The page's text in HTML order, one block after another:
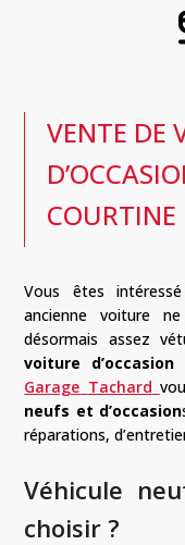
VENTE DE
COURTINE
Vous êtes
ancienne voiture
désormais assez
voiture d’occasion
Garage Tachard
neufs et d’occasion
réparations,
Véhicule
choisir ?